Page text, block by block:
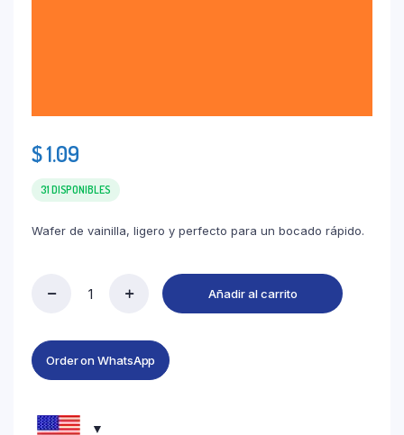
$1.09
31 DISPONIBLES
Wafer de vainilla, ligero y perfecto para un bocado rápido.
Añadir al carrito
Order on WhatsApp